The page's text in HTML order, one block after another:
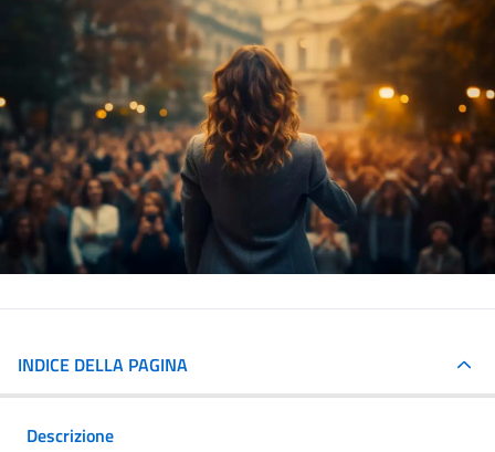
INDICE DELLA PAGINA
Descrizione